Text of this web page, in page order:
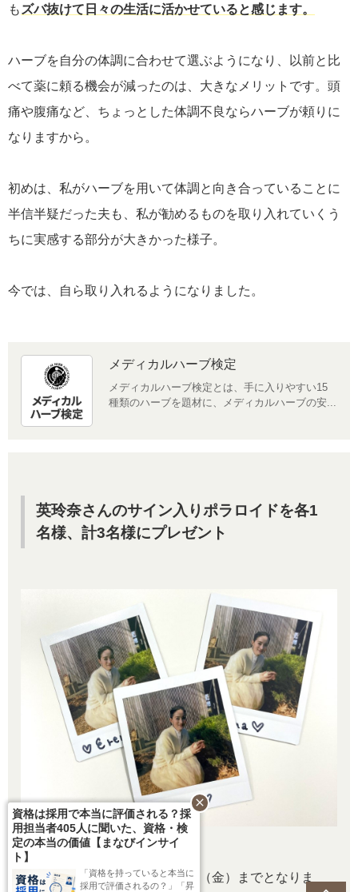
も ズバ抜けて日々の生活に活かせていると感じます。
ハーブを自分の体調に合わせて選ぶようになり、以前と比
べて薬に頼る機会が減ったのは、大きなメリットです。頭
痛や腹痛など、ちょっとした体調不良ならハーブが頼りに
なりますから。
初めは、私がハーブを用いて体調と向き合っていることに
半信半疑だった夫も、私が勧めるものを取り入れていくう
ちに実感する部分が大きかった様子。
今では、自ら取り入れるようになりました。
メディカルハーブ検定
メディカルハーブ検定とは、手に入りやすい15
種類のハーブを題材に、メディカルハーブの安...
英玲奈さんのサイン入りポラロイドを各1
名様、計3名様にプレゼント
応募締め切りは2024年5月31日（金）までとなりま
資格は採用で本当に評価される？採
用担当者405人に聞いた、資格・検
定の本当の価値【まなびインサイ
ト】
「資格を持っていると本当に
採用で評価されるの？」「昇
close